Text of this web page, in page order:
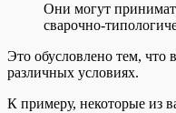
Они могут
сварочно-
Это обусловлено тем, что
различных условиях.
К примеру, некоторые из